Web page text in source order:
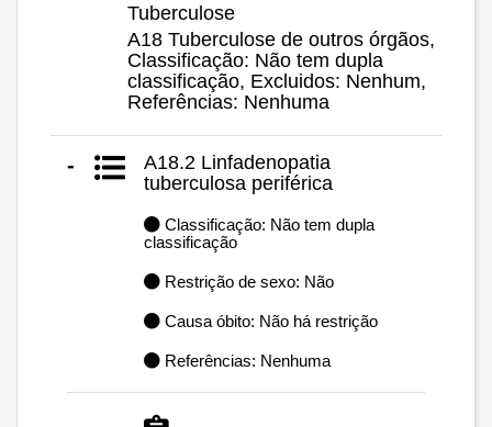
Tuberculose
A18 Tuberculose de outros órgãos,
Classificação: Não tem dupla
classificação, Excluidos: Nenhum,
Referências: Nenhuma
-
A18.2 Linfadenopatia
tuberculosa periférica
Classificação: Não tem dupla
classificação
Restrição de sexo: Não
Causa óbito: Não há restrição
Referências: Nenhuma